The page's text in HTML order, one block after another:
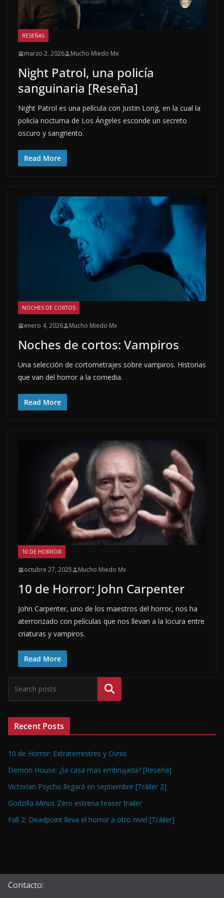
RESEÑAS
marzo 2, 2026 Mucho Miedo Mx
Night Patrol, una policía
sanguinaria [Reseña]
Night Patrol es una película con Justin Long, en la cual la
policía nocturna de Los Ángeles esconde un secreto
oscuro y sangriento.
Read More
NOCHES DE CORTOS
enero 4, 2026 Mucho Miedo Mx
Noches de cortos: Vampiros
Una selección de cortometrajes sobre vampiros. Historias
que van del horror a la comedia.
Read More
10 DE HORROR
octubre 27, 2025 Mucho Miedo Mx
10 de Horror: John Carpenter
John Carpenter, uno de los maestros del horror, nos ha
aterrorizado con películas que nos llevan a la locura entre
criaturas y vampiros.
Read More
Buscar
Recent Posts
10 de Horror: Extraterrestres y Ovnis
Demon House: ¿la casa más embrujada? [Reseña]
Victorian Psycho llegará en septiembre [Tráiler 2]
Godzilla Minus Zero estrena teaser trailer
Fall 2: Deadpoint lleva el horror a otro nivel [Tráiler]
Contacto: